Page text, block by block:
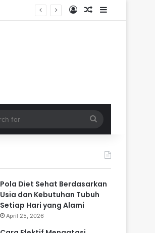
Log InRandom Article
Sidebar
for
Pola Diet Sehat Berdasarkan
Usia dan Kebutuhan Tubuh
Setiap Hari yang Alami
April 25, 2026